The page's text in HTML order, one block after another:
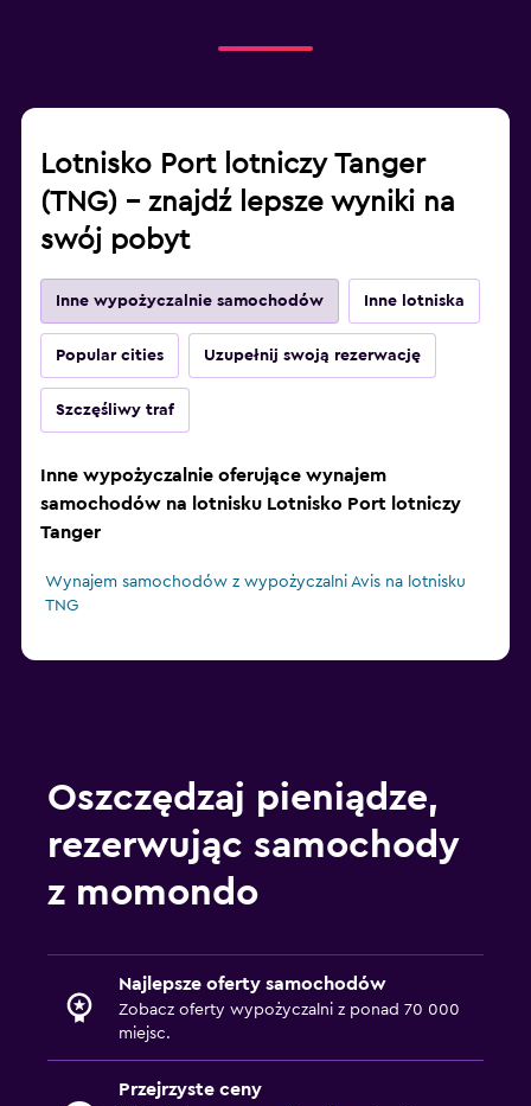
Lotnisko Port lotniczy Tanger
(TNG) – znajdź lepsze wyniki na
swój pobyt
Inne wypożyczalnie samochodów Inne lotniska
Popular cities Uzupełnij swoją rezerwację
Szczęśliwy traf
Inne wypożyczalnie oferujące wynajem
samochodów na lotnisku Lotnisko Port lotniczy
Tanger
Wynajem samochodów z wypożyczalni Avis na lotnisku
TNG
Oszczędzaj pieniądze,
rezerwując samochody
z momondo
Najlepsze oferty samochodów
Zobacz oferty wypożyczalni z ponad 70 000
miejsc.
Przejrzyste ceny